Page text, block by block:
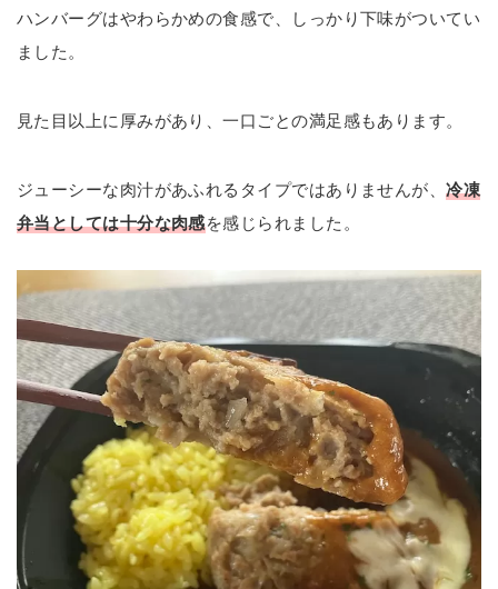
ハンバーグはやわらかめの食感で、しっかり下味がついてい
ました。
見た目以上に厚みがあり、一口ごとの満足感もあります。
ジューシーな肉汁があふれるタイプではありませんが、冷凍
弁当としては十分な肉感を感じられました。